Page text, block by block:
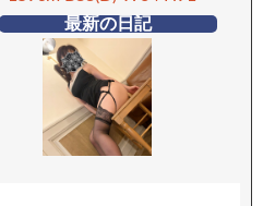
ーー
ーーーーーー
最新の日記